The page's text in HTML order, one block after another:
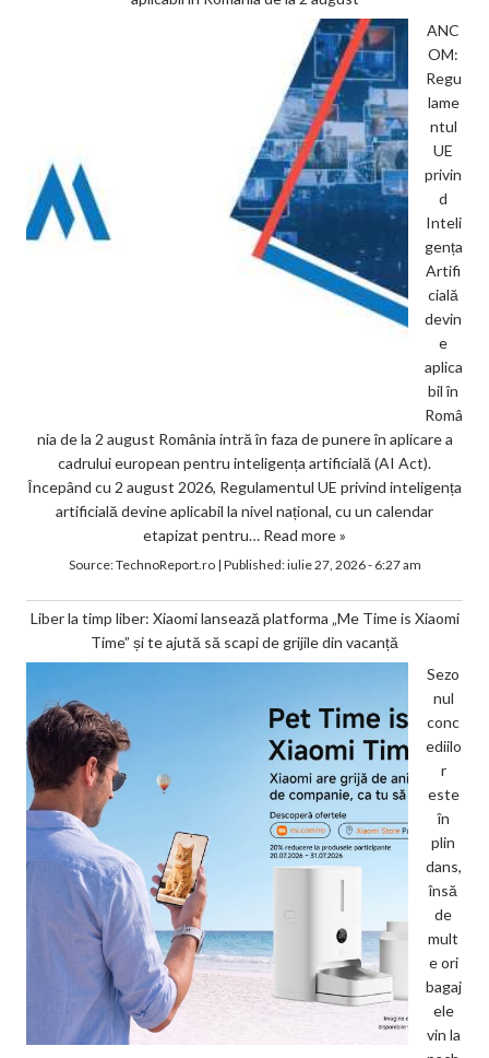
ANC
OM:
Regu
lame
ntul
UE
privin
d
Inteli
gența
Artifi
cială
devin
e
aplica
bil în
Româ
nia de la 2 august România intră în faza de punere în aplicare a
cadrului european pentru inteligența artificială (AI Act).
Începând cu 2 august 2026, Regulamentul UE privind inteligența
artificială devine aplicabil la nivel național, cu un calendar
etapizat pentru… Read more »
Source:TechnoReport.ro| Published:iulie 27, 2026 - 6:27 am
Liber la timp liber: Xiaomi lansează platforma „Me Time is Xiaomi
Time” și te ajută să scapi de grijile din vacanță
Sezo
nul
conc
ediilo
r
este
în
plin
dans,
însă
de
mult
e ori
bagaj
ele
vin la